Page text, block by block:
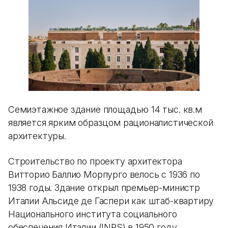
Семиэтажное здание площадью 14 тыс. кв.м
является ярким образцом рационалистической
архитектуры.
Строительство по проекту архитектора
Витторио Баллио Морпурго велось с 1936 по
1938 годы. Здание открыл премьер-министр
Италии Альсиде де Гаспери как штаб-квартиру
Национального института социального